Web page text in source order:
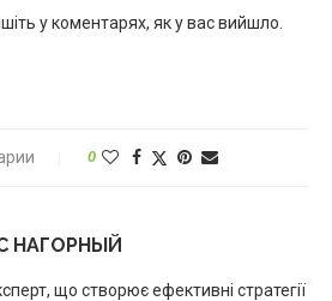
у коментарях, як у вас вийшло.
0
НАГОРНЫЙ
що створює ефективні стратегії